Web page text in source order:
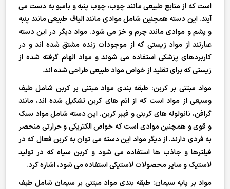
است که از منابع طبیعی مانند چوب، چوب پنبه و بامبو به دست می
آیند. این دسته همچنین شامل موادی مانند الیاف طبیعی مانند پنبه
و پشم و موادی مانند چرم و خز می شود. مواد دیگر در این دسته
عبارتند از مواد زیستی که از موجودات زنده مشتق شده اند و در
کاربردهای پزشکی استفاده می شوند و مواد الهام گرفته شده از
زیستی که برای تقلید از خواص مواد طبیعی طراحی شده اند.
مواد مبتنی بر کربن: طبقه بندی مواد مبتنی بر کربن شامل طیف
وسیعی از مواد است که از اتم های کربن تشکیل شده اند، مانند
گرافن، نانولوله های کربنی و فیبر کربن. این دسته شامل مواد سبک
و قوی و همچنین موادی است که خواص الکتریکی و حرارتی منحصر
به فردی دارند. از دیگر مواد این دسته می توان به کربن فعال که در
فیلترها و جاذب ها استفاده می شود و کربن سیاه که در تولید
لاستیک و سایر محصولات لاستیکی استفاده می شود، اشاره کرد.
مواد بر پایه سیمان: طبقه بندی مواد مبتنی بر سیمان شامل طیف